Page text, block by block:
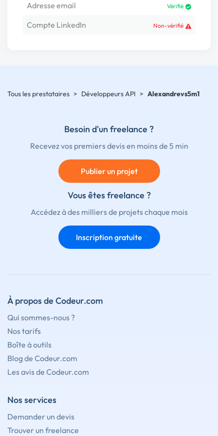
Adresse email Vérifié
Compte LinkedIn Non-vérifié
Tous les prestataires > Développeurs API > Alexandrevs5m1
Besoin d'un freelance ?
Recevez vos premiers devis en moins de 5 min
Publier un projet
Vous êtes freelance ?
Accédez à des milliers de projets chaque mois
Inscription gratuite
À propos de Codeur.com
Qui sommes-nous ?
Nos tarifs
Boîte à outils
Blog de Codeur.com
Les avis de Codeur.com
Nos services
Demander un devis
Trouver un freelance